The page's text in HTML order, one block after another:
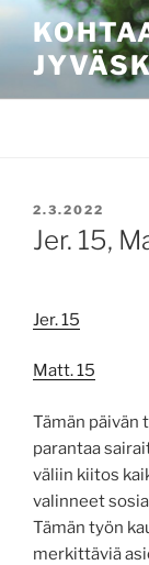
sisältöön
JULKAISTU
2.3.2022
Jer. 15,
Jer. 15
Matt. 15
Tämän päivän
parantaa
väliin kiitos
valinneet
Tämän työn
merkittäviä